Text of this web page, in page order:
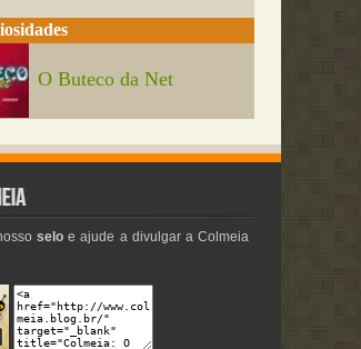
O Buteco da Net
selo e ajude a divulgar a Colmeia